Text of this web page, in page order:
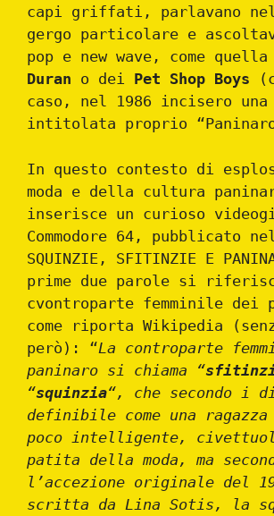
capi griffati, parlavano
gergo particolare e
pop e new wave, come
Duran o dei Pet Shop Boys
caso, nel 1986 incisero una
intitolata proprio
In questo contesto di
moda e della cultura
inserisce un curioso
Commodore 64, pubblicato
SQUINZIE, SFITINZIE E
prime due parole si
cvontroparte femminile dei
come riporta Wikipedia
però): “La controparte
paninaro si chiama “
“squinzia“, che secondo i
definibile come una ragazza
poco intelligente,
patita della moda, ma
l’accezione originale del
scritta da Lina Sotis, la